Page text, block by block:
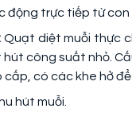
động trực tiếp từ con
Quạt diệt muỗi thực
công suất nhỏ.
có các khe hở
hút muỗi.